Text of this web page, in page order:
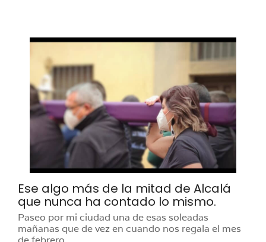
Ese algo más de la mitad de Alcalá
que nunca ha contado lo mismo.
Paseo por mi ciudad una de esas soleadas
mañanas que de vez en cuando nos regala el mes